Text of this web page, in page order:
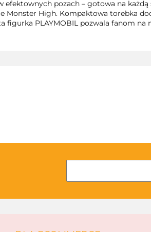
pozach – gotowa na każdą
Monster High. Kompaktowa torebka
figurka PLAYMOBIL pozwala fanom